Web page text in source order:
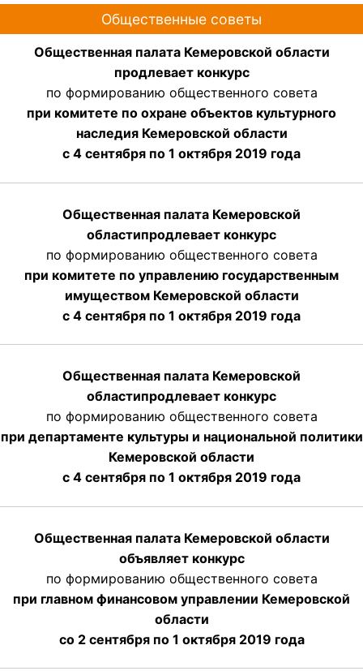
Общественные советы
Общественная палата Кемеровской области
продлевает конкурс
по формированию общественного совета
при комитете по охране объектов культурного
наследия Кемеровской области
с 4 сентября по 1 октября 2019 года
Общественная палата Кемеровской
областипродлевает конкурс
по формированию общественного совета
при комитете по управлению государственным
имуществом Кемеровской области
с 4 сентября по 1 октября 2019 года
Общественная палата Кемеровской
областипродлевает конкурс
по формированию общественного совета
при департаменте культуры и национальной политики
Кемеровской области
с 4 сентября по 1 октября 2019 года
Общественная палата Кемеровской области
объявляет конкурс
по формированию общественного совета
при главном финансовом управлении Кемеровской
области
со 2 сентября по 1 октября 2019 года